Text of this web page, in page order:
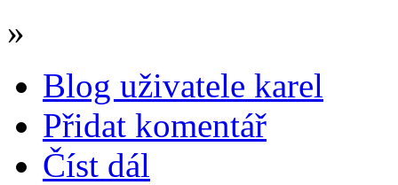
»
Blog uživatele karel
Přidat komentář
Číst dál